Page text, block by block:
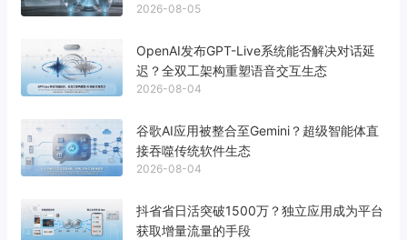
2026-08-05
OpenAI发布GPT-Live系统能否解决对话延
迟？全双工架构重塑语音交互生态
2026-08-04
谷歌AI应用被整合至Gemini？超级智能体直
接吞噬传统软件生态
2026-08-04
抖省省日活突破1500万？独立应用成为平台
获取增量流量的手段